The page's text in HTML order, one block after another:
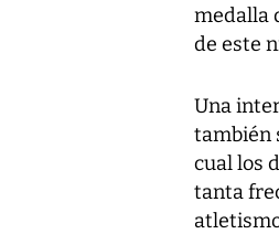
medalla
de este
Una
también
cual los
tanta